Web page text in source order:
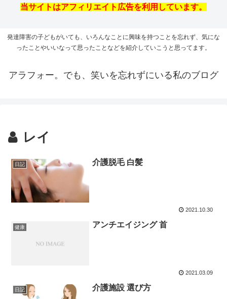
当サイトはアフィリエイト広告を利用しています。
発達障害の子どもがいても、いろんなことに興味を持つことを忘れず、気にな
ったことやいいなって思ったことなどを紹介していこうと思ってます。
アラフォー。でも、笑いを忘れずにいる私のブログ
レイ
日記 介護脱毛 白髪
2021.10.30
健康 アンチエイジング 首
2021.03.09
日記 介護施設 選び方